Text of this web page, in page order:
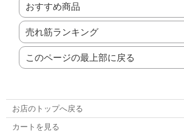
おすすめ商品
売れ筋ランキング
このページの最上部に戻る
お店のトップへ戻る
カートを見る